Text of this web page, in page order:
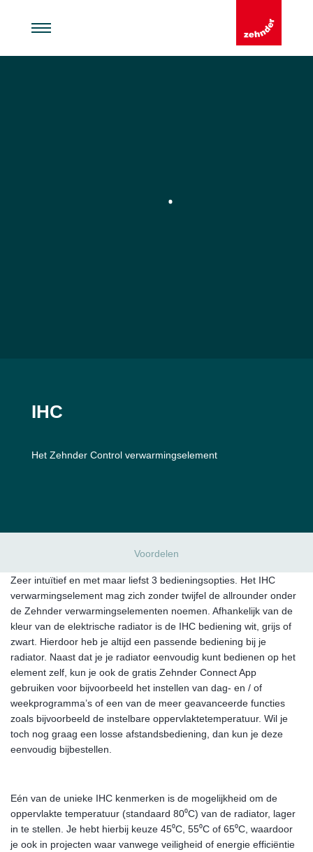
IHC
Het Zehnder Control verwarmingselement
Voordelen
Zeer intuïtief en met maar liefst 3 bedieningsopties. Het IHC
verwarmingselement mag zich zonder twijfel de allrounder onder
de Zehnder verwarmingselementen noemen. Afhankelijk van de
kleur van de elektrische radiator is de IHC bediening wit, grijs of
zwart. Hierdoor heb je altijd een passende bediening bij je
radiator. Naast dat je je radiator eenvoudig kunt bedienen op het
element zelf, kun je ook de gratis Zehnder Connect App
gebruiken voor bijvoorbeeld het instellen van dag- en / of
weekprogramma’s of een van de meer geavanceerde functies
zoals bijvoorbeeld de instelbare oppervlaktetemperatuur. Wil je
toch nog graag een losse afstandsbediening, dan kun je deze
eenvoudig bijbestellen.
Eén van de unieke IHC kenmerken is de mogelijkheid om de
oppervlakte temperatuur (standaard 80⁰C) van de radiator, lager
in te stellen. Je hebt hierbij keuze 45⁰C, 55⁰C of 65⁰C, waardoor
je ook in projecten waar vanwege veiligheid of energie efficiëntie